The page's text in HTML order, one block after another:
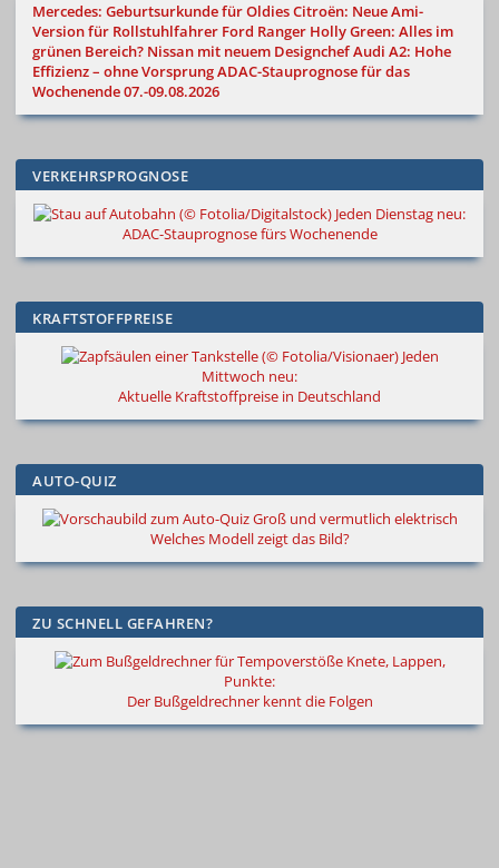
Mercedes: Geburtsurkunde für OldiesCitroën: Neue Ami-
Version für Rollstuhlfahrer Ford Ranger Holly Green: Alles im
grünen Bereich? Nissan mit neuem DesignchefAudi A2: Hohe
Effizienz – ohne VorsprungADAC-Stauprognose für das
Wochenende 07.-09.08.2026
VERKEHRSPROGNOSE
Jeden Dienstag neu:
ADAC-Stauprognose fürs Wochenende
KRAFTSTOFFPREISE
Jeden
Mittwoch neu:
Aktuelle Kraftstoffpreise in Deutschland
AUTO-QUIZ
Groß und vermutlich elektrisch
Welches Modell zeigt das Bild?
ZU SCHNELL GEFAHREN?
Knete, Lappen,
Punkte:
Der Bußgeldrechner kennt die Folgen